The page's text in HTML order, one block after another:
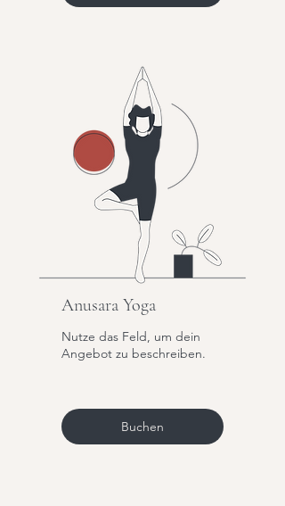
Anusara Yoga
Nutze das Feld, um dein
Angebot zu beschreiben.
Buchen